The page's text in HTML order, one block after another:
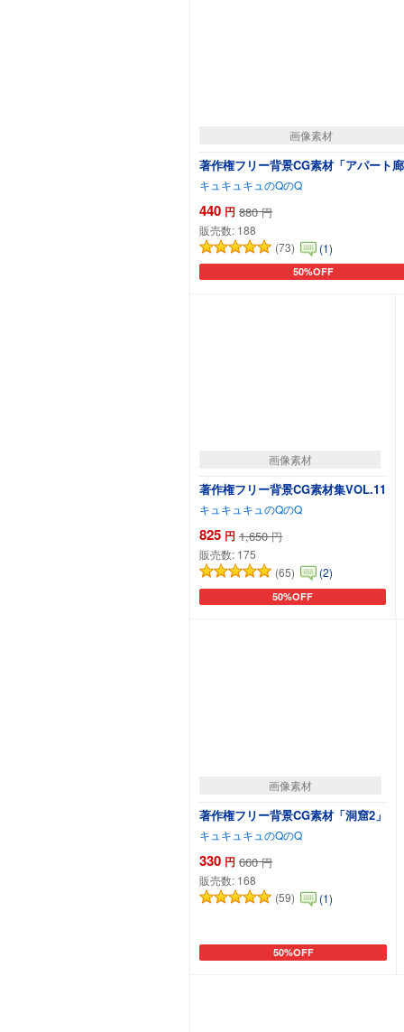
画像素材
著作権フリー背景CG素材「アパート
キュキュキュのQのQ
440 円 880 円
販売数: 188
(73)
(1)
50%OFF
カートに追加
画像素材
著作権フリー背景CG素材集VOL.11
キュキュキュのQのQ
825 円 1,650 円
販売数: 175
(65)
(2)
50%OFF
カートに追加
画像素材
著作権フリー背景CG素材「洞窟2」
キュキュキュのQのQ
330 円 660 円
販売数: 168
(59)
(1)
50%OFF
カートに追加